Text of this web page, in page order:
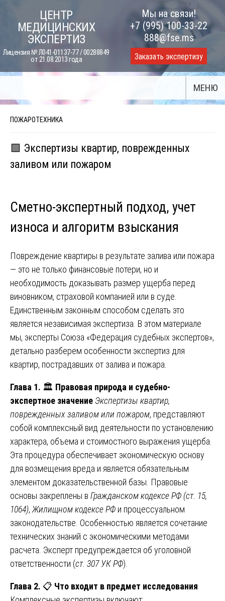
content
ЦЕНТР
МЕДИЦИНСКИХ
ЭКСПЕРТИЗ
Лицензия № Л041-01137-77 / 00288849
от 21.08.2013 года
Мы на связи!
+7 (995) 100-33-22
888@fse.ms
Заказать экспертизу
МЕНЮ
ПОЖАРОТЕХНИКА
🟩 Экспертизы квартир, поврежденных
заливом или пожаром
Сметно-экспертный подход, учет
износа и алгоритм взыскания
Повреждение квартиры в результате залива или пожара
— это не только финансовые потери, но и
необходимость доказывать размер ущерба перед
виновником, страховой компанией или в суде.
Единственным законным способом сделать это
является независимая экспертиза. В этом материале
мы, эксперты Союза «Федерация судебных экспертов»,
детально разберем особенности экспертиз для
квартир, пострадавших от залива и пожара.
Глава 1. 🏛️ Правовая природа и судебно-
экспертное значение Экспертизы квартир,
поврежденных заливом или пожаром, представляют
собой комплексный вид деятельности по установлению
характера, объема и стоимостного выражения ущерба.
Эта процедура обеспечивает экономическую основу
для возмещения вреда и является обязательным
элементом доказательственной базы. Правовые
основы закреплены в Гражданском кодексе РФ (ст. 15,
1064), Жилищном кодексе РФ и процессуальном
законодательстве. Особенностью является сочетание
технических знаний с экономическими методами
расчета. Эксперт предупреждается об уголовной
ответственности (ст. 307 УК РФ).
Глава 2. 📋 Что входит в предмет исследования